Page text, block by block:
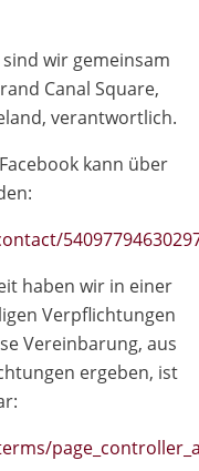
wir gemeinsam
Canal Square,
verantwortlich.
kann über
haben wir in einer
Verpflichtungen
Vereinbarung, aus
ergeben, ist